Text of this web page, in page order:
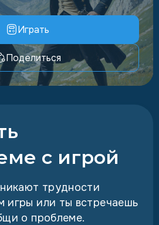
Играть
Поделиться
с игрой
трудности
игры или ты встречаешь
о проблеме.